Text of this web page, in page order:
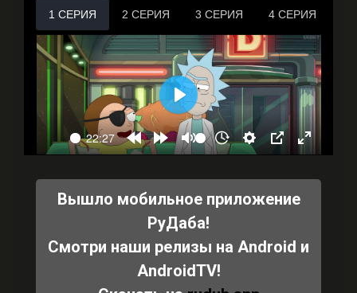
Вышло мобильное приложение
РуДаба!
Смотри наши релизы на Android и
AndroidTV!